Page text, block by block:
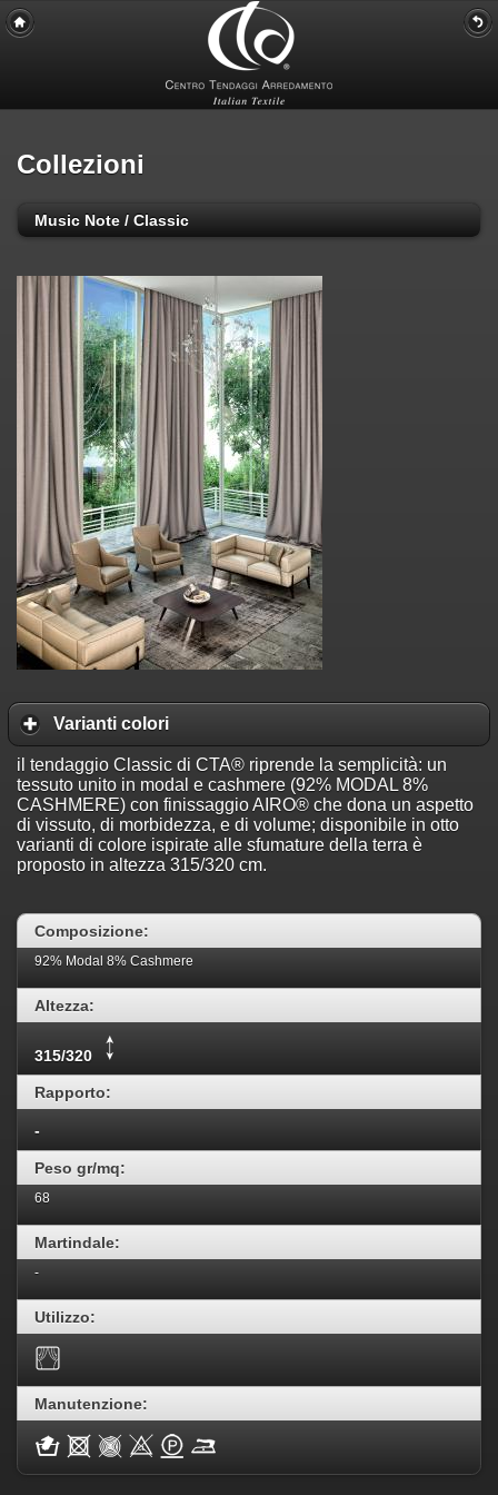
Collezioni
Music Note / Classic
Varianti colori
il tendaggio Classic di CTA® riprende la semplicità: un
tessuto unito in modal e cashmere (92% MODAL 8%
CASHMERE) con finissaggio AIRO® che dona un aspetto
di vissuto, di morbidezza, e di volume; disponibile in otto
varianti di colore ispirate alle sfumature della terra è
proposto in altezza 315/320 cm.
Composizione:
92% Modal 8% Cashmere
Altezza:
315/320
Rapporto:
-
Peso gr/mq:
68
Martindale:
-
Utilizzo:
Manutenzione: